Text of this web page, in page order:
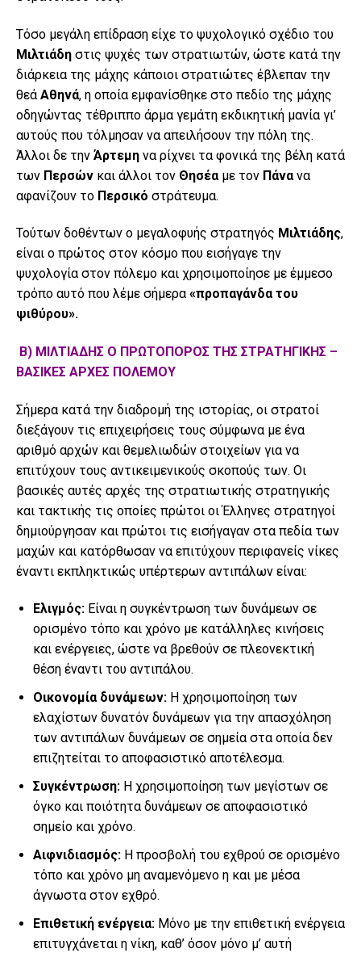
Τόσο μεγάλη επίδραση είχε το ψυχολογικό σχέδιο του
Μιλτιάδη στις ψυχές των στρατιωτών, ώστε κατά την
διάρκεια της μάχης κάποιοι στρατιώτες έβλεπαν την
θεά Αθηνά, η οποία εμφανίσθηκε στο πεδίο της μάχης
οδηγώντας τέθριππο άρμα γεμάτη εκδικητική μανία γι’
αυτούς που τόλμησαν να απειλήσουν την πόλη της.
Άλλοι δε την Άρτεμη να ρίχνει τα φονικά της βέλη κατά
των Περσών και άλλοι τον Θησέα με τον Πάνα να
αφανίζουν το Περσικό στράτευμα.
Τούτων δοθέντων ο μεγαλοφυής στρατηγός Μιλτιάδης,
είναι ο πρώτος στον κόσμο που εισήγαγε την
ψυχολογία στον πόλεμο και χρησιμοποίησε με έμμεσο
τρόπο αυτό που λέμε σήμερα«προπαγάνδα του
ψιθύρου».
Β) ΜΙΛΤΙΑΔΗΣ Ο ΠΡΩΤΟΠΟΡΟΣ ΤΗΣ ΣΤΡΑΤΗΓΙΚΗΣ –
ΒΑΣΙΚΕΣ ΑΡΧΕΣ ΠΟΛΕΜΟΥ
Σήμερα κατά την διαδρομή της ιστορίας, οι στρατοί
διεξάγουν τις επιχειρήσεις τους σύμφωνα με ένα
αριθμό αρχών και θεμελιωδών στοιχείων για να
επιτύχουν τους αντικειμενικούς σκοπούς των. Οι
βασικές αυτές αρχές της στρατιωτικής στρατηγικής
και τακτικής τις οποίες πρώτοι οι Έλληνες στρατηγοί
δημιούργησαν και πρώτοι τις εισήγαγαν στα πεδία των
μαχών και κατόρθωσαν να επιτύχουν περιφανείς νίκες
έναντι εκπληκτικώς υπέρτερων αντιπάλων είναι:
Ελιγμός: Είναι η συγκέντρωση των δυνάμεων σε
ορισμένο τόπο και χρόνο με κατάλληλες κινήσεις
και ενέργειες, ώστε να βρεθούν σε πλεονεκτική
θέση έναντι του αντιπάλου.
Οικονομία δυνάμεων: Η χρησιμοποίηση των
ελαχίστων δυνατόν δυνάμεων για την απασχόληση
των αντιπάλων δυνάμεων σε σημεία στα οποία δεν
επιζητείται το αποφασιστικό αποτέλεσμα.
Συγκέντρωση: Η χρησιμοποίηση των μεγίστων σε
όγκο και ποιότητα δυνάμεων σε αποφασιστικό
σημείο και χρόνο.
Αιφνιδιασμός: Η προσβολή του εχθρού σε ορισμένο
τόπο και χρόνο μη αναμενόμενο η και με μέσα
άγνωστα στον εχθρό.
Επιθετική ενέργεια: Μόνο με την επιθετική ενέργεια
επιτυγχάνεται η νίκη, καθ’ όσον μόνο μ’ αυτή